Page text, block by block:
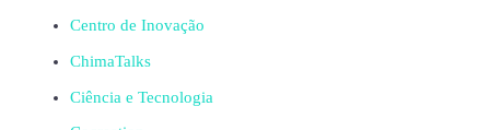
Centro de Inovação
ChimaTalks
Ciência e Tecnologia